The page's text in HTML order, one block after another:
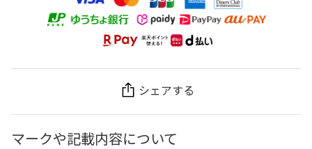
シェアする
マークや記載内容について